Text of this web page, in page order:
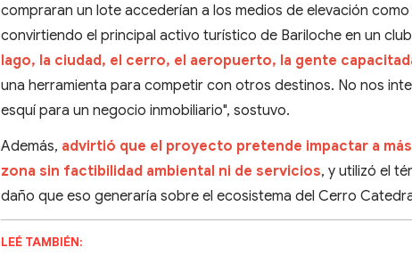
compraran un lote accederían a los medios de elevación
convirtiendo el principal activo turístico de Bariloche en un
lago, la ciudad, el cerro, el aeropuerto, la gente
una herramienta para competir con otros destinos. No nos
esquí para un negocio inmobiliario", sostuvo.
Además, advirtió que el proyecto pretende impactar a
zona sin factibilidad ambiental ni de servicios, y utilizó el
daño que eso generaría sobre el ecosistema del Cerro
LEÉ TAMBIÉN: